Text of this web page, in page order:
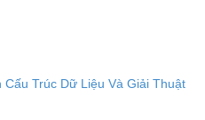
Cấu Trúc Dữ Liệu Và Giải Thuật